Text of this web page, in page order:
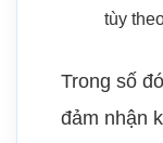
tùy
Trong số
đảm nhận